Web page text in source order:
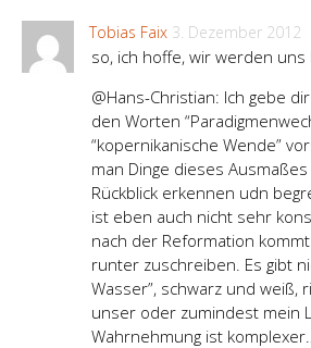
Tobias Faix 3. Dezember 2012
so, ich hoffe, wir werden uns
@Hans-Christian: Ich gebe
den Worten
“kopernikanische Wende”
man Dinge dieses
Rückblick erkennen udn
ist eben auch nicht sehr
nach der Reformation
runter zuschreiben. Es gibt
Wasser”, schwarz und weiß,
unser oder zumindest mein
Wahrnehmung ist komplexer…